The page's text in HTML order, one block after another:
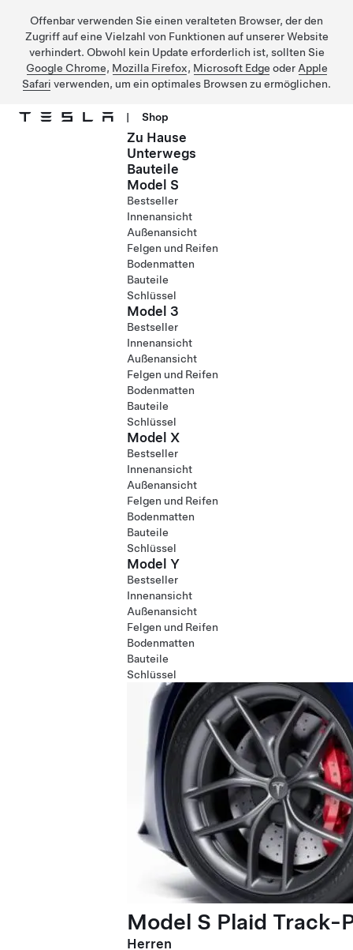
Offenbar verwenden Sie einen veralteten Browser, der den
Zugriff auf eine Vielzahl von Funktionen auf unserer Website
verhindert. Obwohl kein Update erforderlich ist, sollten Sie
Google Chrome, Mozilla Firefox, Microsoft Edge oder Apple
Safari verwenden, um ein optimales Browsen zu ermöglichen.
| Shop
Zu Hause
Unterwegs
Bauteile
Model S
Bestseller
Innenansicht
Außenansicht
Felgen und Reifen
Bodenmatten
Bauteile
Schlüssel
Model 3
Bestseller
Innenansicht
Außenansicht
Felgen und Reifen
Bodenmatten
Bauteile
Schlüssel
Model X
Bestseller
Innenansicht
Außenansicht
Felgen und Reifen
Bodenmatten
Bauteile
Schlüssel
Model Y
Bestseller
Innenansicht
Außenansicht
Felgen und Reifen
Bodenmatten
Bauteile
Schlüssel
Model S Plaid Track-
Herren